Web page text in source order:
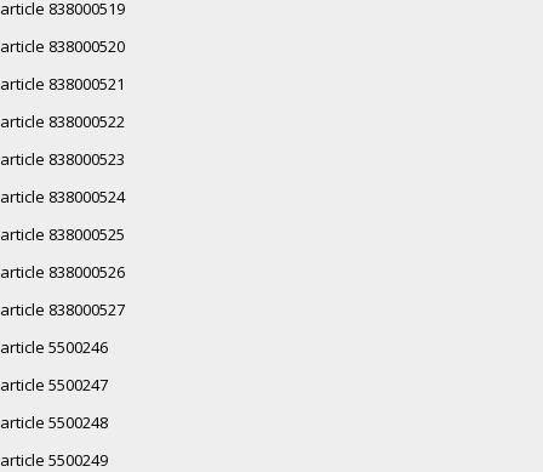
article 838000519
article 838000520
article 838000521
article 838000522
article 838000523
article 838000524
article 838000525
article 838000526
article 838000527
article 5500246
article 5500247
article 5500248
article 5500249